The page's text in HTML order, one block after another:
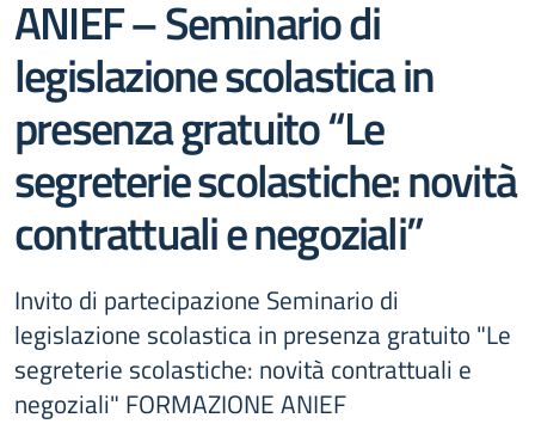
ANIEF – Seminario di
legislazione scolastica in
presenza gratuito “Le
segreterie scolastiche: novità
contrattuali e negoziali”
Invito di partecipazione Seminario di
legislazione scolastica in presenza gratuito "Le
segreterie scolastiche: novità contrattuali e
negoziali" FORMAZIONE ANIEF